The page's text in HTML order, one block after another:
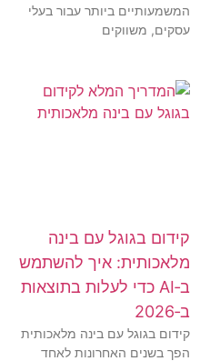
המשמעותיים ביותר עבור בעלי
עסקים, משווקים
קידום בגוגל עם בינה
מלאכותית: איך להשתמש
ב‑AI כדי לעלות בתוצאות
ב‑2026
קידום בגוגל עם בינה מלאכותית
הפך בשנים האחרונות לאחד